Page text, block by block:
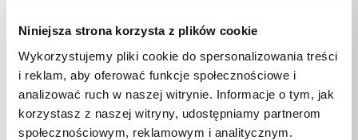
Niniejsza strona korzysta z plików cookie
Wykorzystujemy pliki cookie do spersonalizowania treści
i reklam, aby oferować funkcje społecznościowe i
analizować ruch w naszej witrynie. Informacje o tym, jak
korzystasz z naszej witryny, udostępniamy partnerom
społecznościowym, reklamowym i analitycznym.
DZIAŁ OBSŁUGI KLIENTA